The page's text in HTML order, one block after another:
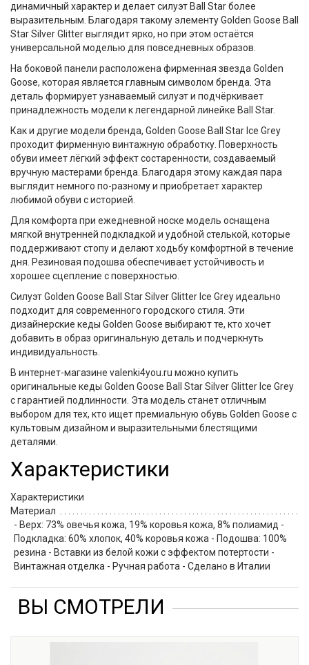
динамичный характер и делает силуэт Ball Star более
выразительным. Благодаря такому элементуGolden Goose Ball
Star Silver Glitterвыглядит ярко, но при этом остаётся
универсальной моделью для повседневных образов.
На боковой панели расположенафирменная звезда Golden
Goose, которая является главным символом бренда. Эта
деталь формирует узнаваемый силуэт и подчёркивает
принадлежность модели к легендарной линейке Ball Star.
Как и другие модели бренда, Golden Goose Ball Star Ice Grey
проходит фирменную винтажную обработку. Поверхность
обуви имеет лёгкий эффект состаренности, создаваемый
вручную мастерами бренда. Благодаря этому каждая пара
выглядит немного по-разному и приобретает характер
любимой обуви с историей.
Для комфорта при ежедневной носке модель оснащена
мягкой внутренней подкладкой и удобной стелькой, которые
поддерживают стопу и делают ходьбу комфортной в течение
дня. Резиновая подошваобеспечивает устойчивость и
хорошее сцепление с поверхностью.
СилуэтGolden Goose Ball Star Silver Glitter Ice Greyидеально
подходит для современного городского стиля. Эти
дизайнерские кеды Golden Goose выбирают те, кто хочет
добавить в образ оригинальную деталь и подчеркнуть
индивидуальность.
В интернет-магазине valenki4you.ru можно купить
оригинальные кеды Golden Goose Ball Star Silver Glitter Ice Grey
с гарантией подлинности. Эта модель станет отличным
выбором для тех, кто ищет премиальную обувь Golden Goose с
культовым дизайном и выразительными блестящими
деталями.
Характеристики
Характеристики
Материал
- Верх: 73% овечья кожа, 19% коровья кожа, 8% полиамид -
Подкладка: 60% хлопок, 40% коровья кожа - Подошва: 100%
резина - Вставки из белой кожи с эффектом потертости -
Винтажная отделка - Ручная работа - Сделано в Италии
ВЫ СМОТРЕЛИ